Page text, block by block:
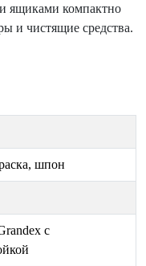
ящиками компактно
и чистящие средства.
шпон
с